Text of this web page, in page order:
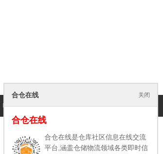
关闭
合仓在线
合仓在线
合仓在线是仓库社区信息在线交流
平台,涵盖仓储物流领域各类即时信
Powered by©Discuz! (浙ICP备15039982号-1)